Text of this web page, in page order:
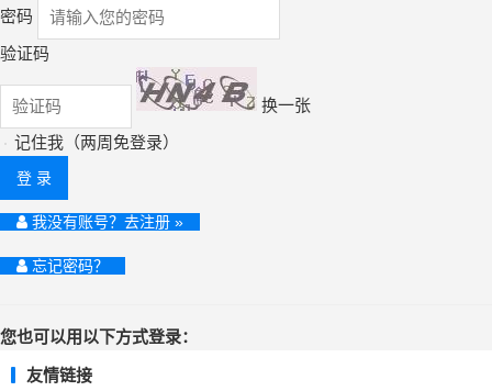
密码
验证码
换一张
记住我（两周免登录）
登 录
我没有账号？去注册 »
忘记密码？
您也可以用以下方式登录：
友情链接